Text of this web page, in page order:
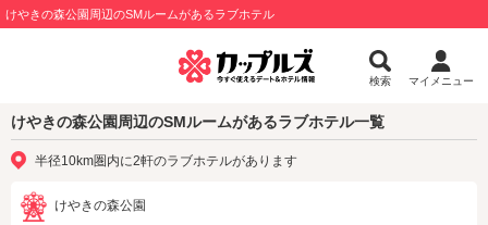
けやきの森公園周辺のSMルームがあるラブホテル
検索 マイメニュー
けやきの森公園周辺のSMルームがあるラブホテル一覧
半径10km圏内に2軒のラブホテルがあります
けやきの森公園